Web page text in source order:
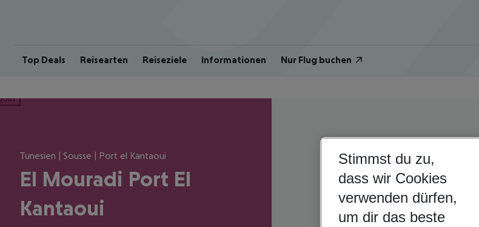
Top Deals Reisearten Reiseziele Informationen Nur Flug buchen
Tunesien | Sousse | Port el Kantaoui
El Mouradi Port El
Kantaoui
Stimmst du zu,
dass wir Cookies
verwenden dürfen,
um dir das beste